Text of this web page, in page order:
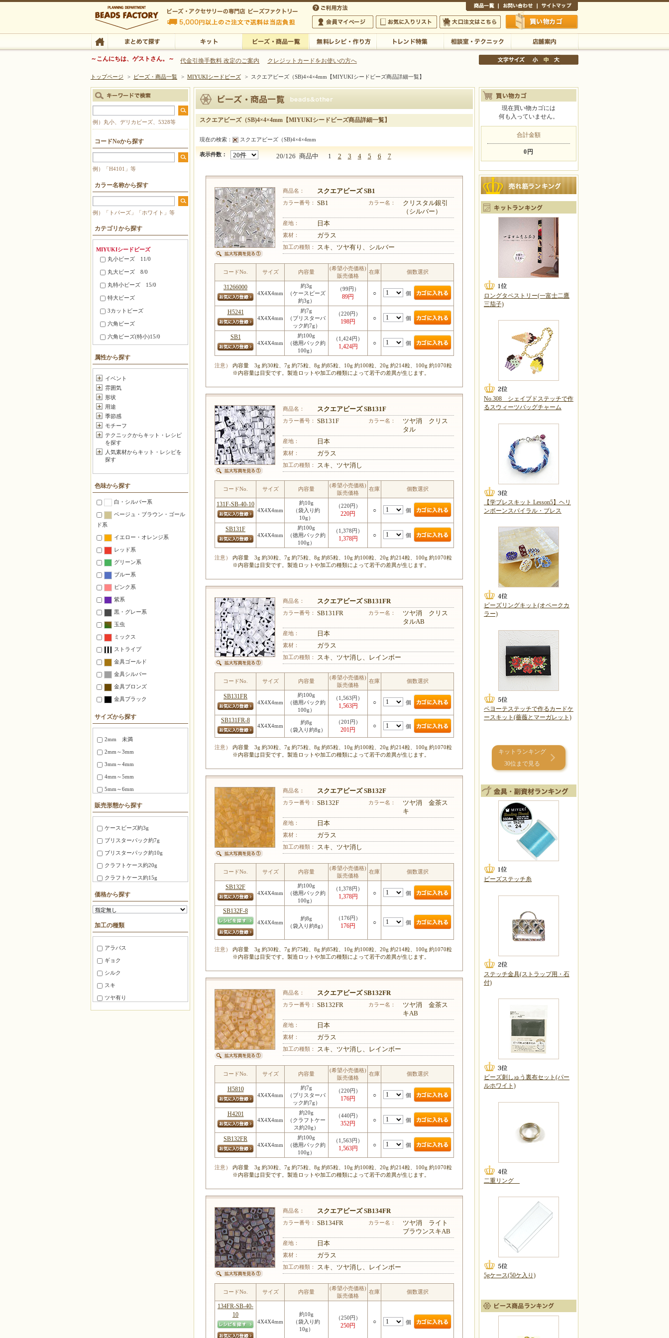
ビーズファクトリー ビーズ・パーツ・金具など・アクセサリーの専門店
ビーズ・アクセサリーの専門店 ビーズファクトリー 5,000円以上のご注文で送料は当店が負担いたします
ビーズ・アクセサリーの専門店 ビーズファクトリー 5,000円以上のご注文で送料は当店が負担いたします
ご利用方法
会員マイページ
お気に入りリスト 大口注文はこちら 買い物かご
TOP まとめて探す キット 店舗案内
～こんにちは、ゲストさん。～ 代金引換手数料 改定のご案内 クレジットカードをお使いの方へ
トップページ > ビーズ・商品一覧 > MIYUKIシードビーズ > スクエアビーズ（SB)4×4×4mm【MIYUKIシードビーズ商品詳細一覧】
スクエアビーズ（SB)4×4×4mm【MIYUKIシードビーズ商品詳細一覧】
現在の検索： スクエアビーズ（SB)4×4×4mm
表示件数： 20/126 商品中 1 2 3 4 5 6 7
商品名： スクエアビーズ SB1
カラー番号： SB1 カラー名：
クリスタル銀引
（シルバー）
産地： 日本
素材： ガラス
加工の種類： スキ、ツヤ有り、シルバー
コードNo. サイズ 内容量
(希望小売価格)
販売価格
在庫 個数選択
31266000
4X4X4mm
約3g
（ケースビーズ
約3g）
（99円）
89円 ○ 個
H5241
4X4X4mm
約7g
（ブリスターパ
ック約7g）
（220円）
198円 ○ 個
SB1
4X4X4mm
約100g
（徳用パック約
100g）
（1,424円）
1,424円 ○ 個
注意）
内容量 3g 約30粒、7g 約75粒、8g 約85粒、10g 約100粒、20g 約214粒、100g 約1070粒
※内容量は目安です。製造ロットや加工の種類によって若干の差異が生じます。
商品名： スクエアビーズ SB131F
カラー番号： SB131F カラー名：
ツヤ消 クリス
タル
産地： 日本
素材： ガラス
加工の種類： スキ、ツヤ消し
コードNo. サイズ 内容量
(希望小売価格)
販売価格
在庫 個数選択
131F-SB-40-10
4X4X4mm
約10g
（袋入り約
10g）
（220円）
220円 ○ 個
SB131F
4X4X4mm
約100g
（徳用パック約
100g）
（1,378円）
1,378円 ○ 個
注意）
内容量 3g 約30粒、7g 約75粒、8g 約85粒、10g 約100粒、20g 約214粒、100g 約1070粒
※内容量は目安です。製造ロットや加工の種類によって若干の差異が生じます。
商品名： スクエアビーズ SB131FR
カラー番号： SB131FR カラー名：
ツヤ消 クリス
タルAB
産地： 日本
素材： ガラス
加工の種類： スキ、ツヤ消し、レインボー
コードNo. サイズ 内容量
(希望小売価格)
販売価格
在庫 個数選択
SB131FR
4X4X4mm
約100g
（徳用パック約
100g）
（1,563円）
1,563円 ○ 個
SB131FR-8
4X4X4mm
約8g
（袋入り約8g）
（201円）
201円
○ 個
注意）
内容量 3g 約30粒、7g 約75粒、8g 約85粒、10g 約100粒、20g 約214粒、100g 約1070粒
※内容量は目安です。製造ロットや加工の種類によって若干の差異が生じます。
商品名： スクエアビーズ SB132F
カラー番号： SB132F カラー名：
ツヤ消 金茶ス
キ
産地： 日本
素材： ガラス
加工の種類： スキ、ツヤ消し
コードNo. サイズ 内容量
(希望小売価格)
販売価格
在庫 個数選択
SB132F
4X4X4mm
約100g
（徳用パック約
100g）
（1,378円）
1,378円 ○ 個
SB132F-8
4X4X4mm
約8g
（袋入り約8g）
（176円）
176円 ○ 個
注意）
内容量 3g 約30粒、7g 約75粒、8g 約85粒、10g 約100粒、20g 約214粒、100g 約1070粒
※内容量は目安です。製造ロットや加工の種類によって若干の差異が生じます。
商品名： スクエアビーズ SB132FR
カラー番号： SB132FR カラー名：
ツヤ消 金茶ス
キAB
産地： 日本
素材： ガラス
加工の種類： スキ、ツヤ消し、レインボー
コードNo. サイズ 内容量
(希望小売価格)
販売価格
在庫 個数選択
H5810
4X4X4mm
約7g
（ブリスターパ
ック約7g）
（220円）
176円 ○ 個
H4201
4X4X4mm
約20g
（クラフトケー
ス約20g）
（440円）
352円 ○ 個
SB132FR
4X4X4mm
約100g
（徳用パック約
100g）
（1,563円）
1,563円 ○ 個
注意）
内容量 3g 約30粒、7g 約75粒、8g 約85粒、10g 約100粒、20g 約214粒、100g 約1070粒
※内容量は目安です。製造ロットや加工の種類によって若干の差異が生じます。
商品名： スクエアビーズ SB134FR
カラー番号： SB134FR カラー名：
ツヤ消 ライト
ブラウンスキAB
産地： 日本
素材： ガラス
加工の種類： スキ、ツヤ消し、レインボー
コードNo. サイズ 内容量
(希望小売価格)
販売価格
在庫 個数選択
134FR-SB-40-
10
4X4X4mm
約10g
（袋入り約
10g）
（250円）
250円
○ 個
例）丸小、デリカビーズ、5328等
コードNoから探す
例）「H4101」等
カラー名称から探す
例）「トパーズ」「ホワイト」等
カテゴリから探す
MIYUKIシードビーズ
丸小ビーズ 11/0
丸大ビーズ 8/0
丸特小ビーズ 15/0
特大ビーズ
3カットビーズ
六角ビーズ
六角ビーズ(特小)15/0
ハーフティラビーズ(HTL)
クォーターティラビーズ(QTL)
レクタングルビーズ(RB)
ツイストビーズ（TW)
竹ビーズ
竹ビーズ(30mm)
竹ビーズ(角穴竹)
スレンダービューグルビーズ
(SLB)1.3×3mm
(SLB)1.3×6mm
Eビーズ
ドロップビーズ (DP,F)
マガ玉ビーズ（MA）
ロングマガ玉ビーズ(LMA)
トライアングル (TR)
シャープトライアングル(STR)
スクエアビーズ（SB)4×4×4mm
スクエアビーズ（SB)3×3×3mm
スクエアビーズ
（SB)1.8×1.8×1.8mm
ベリービーズ(BB)
マクラメビーズ（MAC)
EEビーズ
スペーサービーズ(SPR)2.2mm
スペーサービーズ(SPR)3mm
プレシャスビーズ
糸通しビーズ(丸小)
糸通しビーズ(TR)
糸通しビーズ(3カット)
デュラコートビーズ
ピカソコーティングビーズ
バロックコーティングビーズ
無穴ビーズ
広島ビーズ(HB)
属性から探す
イベント
雰囲気
形状
用途
季節感
モチーフ
テクニックからキット・レシピ
を探す
人気素材からキット・レシピを
探す
色味から探す
白・シルバー系
ベージュ・ブラウン・ゴール
ド系
イエロー・オレンジ系
レッド系
グリーン系
ブルー系
ピンク系
紫系
黒・グレー系
玉虫
ミックス
ストライプ
金具ゴールド
金具シルバー
金具ブロンズ
金具ブラック
サイズから探す
2mm 未満
2mm～3mm
3mm～4mm
4mm～5mm
5mm～6mm
6～8mm
1.5X3mm ～ 1.8X6mm
2.0X6 mm ～ 2.5X12mm
2.7X12mm ～ 3.4X20mm
3X3X3mm
4X4X4mm
3.0X20mm ～ 4.0X10mm
10mm～15mm
15mm～20mm
20mm～30mm
30mm～40mm
40mm～50mm
50mm～60mm
60mm～80mm
80mm 以上
販売形態から探す
ケースビーズ約3g
ブリスターパック約7g
ブリスターパック約10g
クラフトケース約20g
クラフトケース約15g
徳用パック約100g
ＢＦパック約7g
糸通しビーズ約75cm
糸通しビーズ約1m
糸通しビーズ約5m
糸通しビーズ約10m
マルケース約3g
角ケース約20g
価格から探す
加工の種類
アラバス
ギョク
シルク
スキ
ツヤ有り
ツヤ消し
現在買い物カゴには
何も入っていません。
合計金額
0円
ロングタペストリー(一富士二鷹
三茄子)
No.308 シェイプドステッチで作
るスウィーツバッグチャーム
【学ブレスキット Lesson5】ヘリ
ンボーンスパイラル・ブレス
ビーズリングキット(オペークカ
ラー)
ペヨーテステッチで作るカードケ
ースキット(薔薇とマーガレット)
キットランキング
30位まで見る
ビーズステッチ糸
ステッチ金具(ストラップ用・石
付)
ビーズ刺しゅう裏布セット(パー
ルホワイト)
二重リング
5gケース(50ケ入り)